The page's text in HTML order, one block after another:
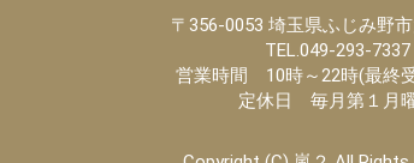
〒356-0053 埼玉県ふじみ野
TEL.049-293-7337
営業時間 10時～22時(最終
定休日 毎月第１月